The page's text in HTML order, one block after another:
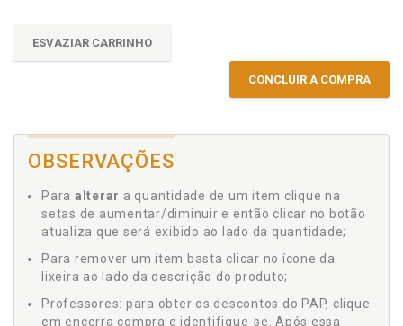
ESVAZIAR CARRINHO
CONCLUIR A COMPRA
OBSERVAÇÕES
Para alterar a quantidade de um item clique na
setas de aumentar/diminuir e então clicar no botão
atualiza que será exibido ao lado da quantidade;
Para remover um item basta clicar no ícone da
lixeira ao lado da descrição do produto;
Professores: para obter os descontos do PAP, clique
em encerra compra e identifique-se. Após essa